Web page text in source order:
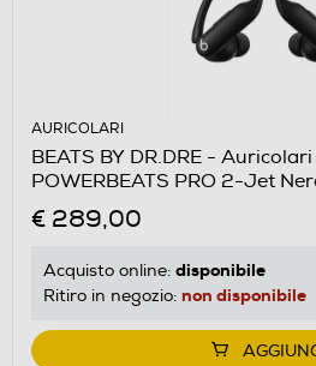
AURICOLARI
BEATS BY DR.DRE -
POWERBEATS PRO 2-Jet
€ 289,00
Acquisto online: disponibile
Ritiro in negozio: non disponibile